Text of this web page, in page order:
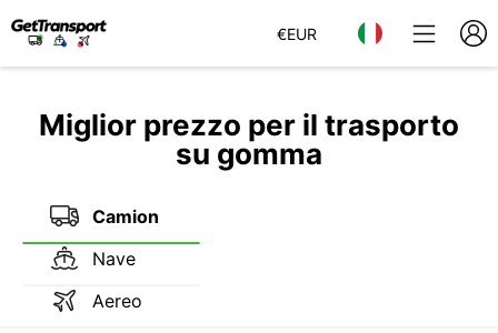
€EUR
Miglior prezzo per il trasporto
su gomma
Camion
Nave
Aereo